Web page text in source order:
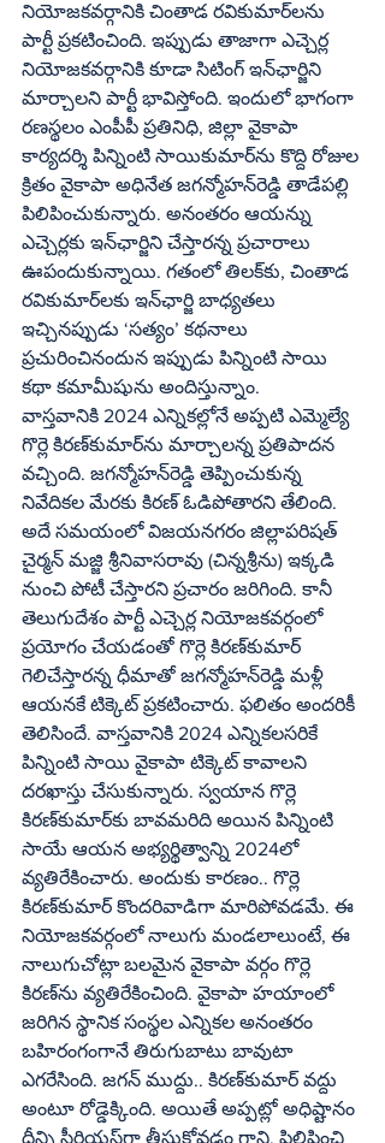
నియోజకవర్గానికి చింతాడ రవికుమార్‌లను
పార్టీ ప్రకటించింది. ఇప్పుడు తాజాగా ఎచ్చెర్ల
నియోజకవర్గానికి కూడా సిటింగ్‌ ఇన్‌ఛార్జిని
మార్చాలని పార్టీ భావిస్తోంది. ఇందులో భాగంగా
రణస్థలం ఎంపీపీ ప్రతినిధి, జిల్లా వైకాపా
కార్యదర్శి పిన్నింటి సాయికుమార్‌ను కొద్ది రోజుల
క్రితం వైకాపా అధినేత జగన్మోహన్‌రెడ్డి తాడేపల్లి
పిలిపించుకున్నారు. అనంతరం ఆయన్ను
ఎచ్చెర్లకు ఇన్‌ఛార్జిని చేస్తారన్న ప్రచారాలు
ఊపందుకున్నాయి. గతంలో తిలక్‌కు, చింతాడ
రవికుమార్‌లకు ఇన్‌ఛార్జి బాధ్యతలు
ఇచ్చినప్పుడు ‘సత్యం’ కథనాలు
ప్రచురించినందున ఇప్పుడు పిన్నింటి సాయి
కథా కమామీషును అందిస్తున్నాం.
వాస్తవానికి 2024 ఎన్నికల్లోనే అప్పటి ఎమ్మెల్యే
గొర్లె కిరణ్‌కుమార్‌ను మార్చాలన్న ప్రతిపాదన
వచ్చింది. జగన్మోహన్‌రెడ్డి తెప్పించుకున్న
నివేదికల మేరకు కిరణ్‌ ఓడిపోతారని తేలింది.
అదే సమయంలో విజయనగరం జిల్లాపరిషత్‌
చైర్మన్‌ మజ్జి శ్రీనివాసరావు (చిన్నశ్రీను) ఇక్కడి
నుంచి పోటీ చేస్తారని ప్రచారం జరిగింది. కానీ
తెలుగుదేశం పార్టీ ఎచ్చెర్ల నియోజకవర్గంలో
ప్రయోగం చేయడంతో గొర్లె కిరణ్‌కుమార్‌
గెలిచేస్తారన్న ధీమాతో జగన్మోహన్‌రెడ్డి మళ్లీ
ఆయనకే టిక్కెట్‌ ప్రకటించారు. ఫలితం అందరికీ
తెలిసిందే. వాస్తవానికి 2024 ఎన్నికలసరికే
పిన్నింటి సాయి వైకాపా టిక్కెట్‌ కావాలని
దరఖాస్తు చేసుకున్నారు. స్వయాన గొర్లె
కిరణ్‌కుమార్‌కు బావమరిది అయిన పిన్నింటి
సాయే ఆయన అభ్యర్థిత్వాన్ని 2024లో
వ్యతిరేకించారు. అందుకు కారణం.. గొర్లె
కిరణ్‌కుమార్‌ కొందరివాడిగా మారిపోవడమే. ఈ
నియోజకవర్గంలో నాలుగు మండలాలుంటే, ఈ
నాలుగుచోట్లా బలమైన వైకాపా వర్గం గొర్లె
కిరణ్‌ను వ్యతిరేకించింది. వైకాపా హయాంలో
జరిగిన స్థానిక సంస్థల ఎన్నికల అనంతరం
బహిరంగంగానే తిరుగుబాటు బావుటా
ఎగరేసింది. జగన్‌ ముద్దు.. కిరణ్‌కుమార్‌ వద్దు
అంటూ రోడ్డెక్కింది. అయితే అప్పట్లో అధిష్టానం
దీన్ని సీరియస్‌గా తీసుకోవడం గాని, పిలిపించి